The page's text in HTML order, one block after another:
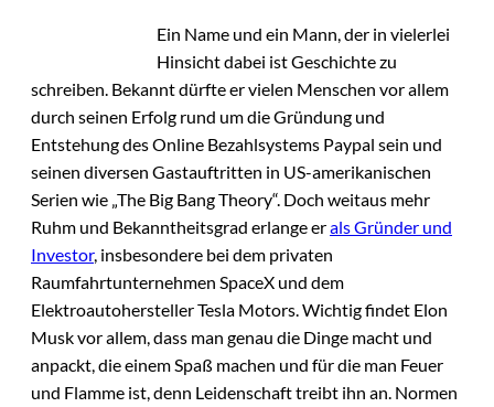
Ein Name und ein Mann, der in vielerlei
Hinsicht dabei ist Geschichte zu
schreiben. Bekannt dürfte er vielen Menschen vor allem
durch seinen Erfolg rund um die Gründung und
Entstehung des Online Bezahlsystems Paypal sein und
seinen diversen Gastauftritten in US-amerikanischen
Serien wie „The Big Bang Theory“. Doch weitaus mehr
Ruhm und Bekanntheitsgrad erlange erals Gründer und
Investor, insbesondere bei dem privaten
Raumfahrtunternehmen SpaceX und dem
Elektroautohersteller Tesla Motors. Wichtig findet Elon
Musk vor allem, dass man genau die Dinge macht und
anpackt, die einem Spaß machen und für die man Feuer
und Flamme ist, denn Leidenschaft treibt ihn an. Normen